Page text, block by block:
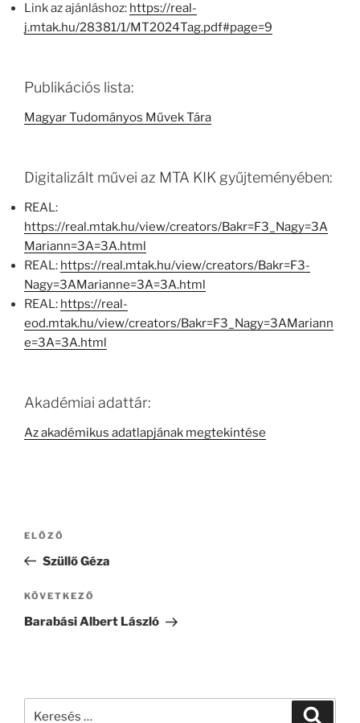
Link az ajánláshoz: https://real-
j.mtak.hu/28381/1/MT2024Tag.pdf#page=9
Publikációs lista:
Magyar Tudományos Művek Tára
Digitalizált művei az MTA KIK gyűjteményében:
REAL:
https://real.mtak.hu/view/creators/Bakr=F3_Nagy=3A
Mariann=3A=3A.html
REAL: https://real.mtak.hu/view/creators/Bakr=F3-
Nagy=3AMarianne=3A=3A.html
REAL: https://real-
eod.mtak.hu/view/creators/Bakr=F3_Nagy=3AMariann
e=3A=3A.html
Akadémiai adattár:
Az akadémikus adatlapjának megtekintése
Bejegyzés
Korábbi
bejegyzés
ELŐZŐ
Szüllő Géza
Következő
bejegyzés
KÖVETKEZŐ
Barabási Albert László